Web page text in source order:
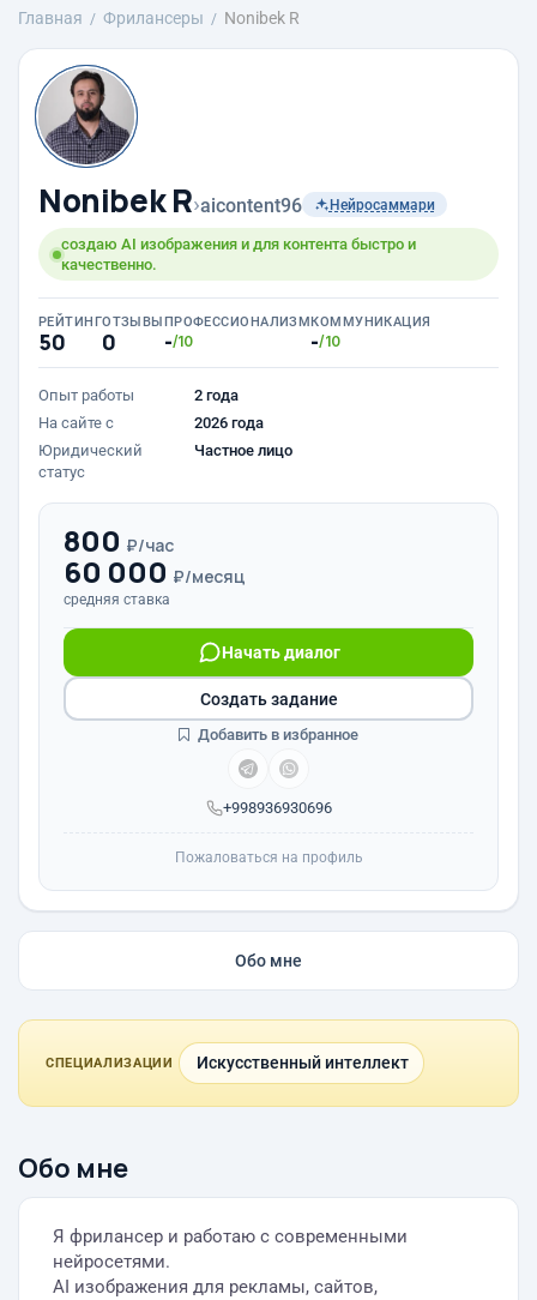
Главная Фрилансеры Nonibek R
Nonibek R›aicontent96 Нейросаммари
создаю AI изображения и для контента быстро и
качественно.
РЕЙТИНГ
50
ОТЗЫВЫ
0
ПРОФЕССИОНАЛИЗМ
-/10
КОММУНИКАЦИЯ
-/10
Опыт работы
2 года
На сайте с
2026 года
Юридический
статус
Частное лицо
800 ₽/час
60 000 ₽/месяц
средняя ставка
+998936930696
Начать диалог
Создать задание
Добавить в избранное
Пожаловаться на профиль
Обо мне
СПЕЦИАЛИЗАЦИИ Искусственный интеллект
Обо мне
Я фрилансер и работаю с современными
нейросетями.
AI изображения для рекламы, сайтов,